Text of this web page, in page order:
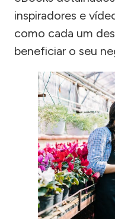
inspiradores e
como cada um
beneficiar o seu